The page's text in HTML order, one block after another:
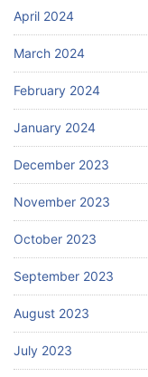
April 2024
March 2024
February 2024
January 2024
December 2023
November 2023
October 2023
September 2023
August 2023
July 2023